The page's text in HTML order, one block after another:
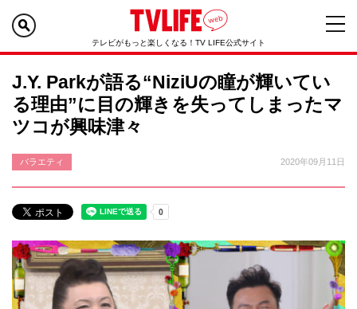
テレビがもっと楽しくなる！TV LIFE公式サイト
J.Y. Parkが語る“NiziUの瞳が輝いてい
る理由”に目の輝きを失ってしまったマ
ツコが興味津々
バラエティ 2020年09月11日